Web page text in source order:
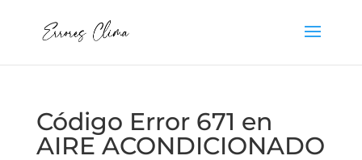
Código Error 671 en
AIRE ACONDICIONADO